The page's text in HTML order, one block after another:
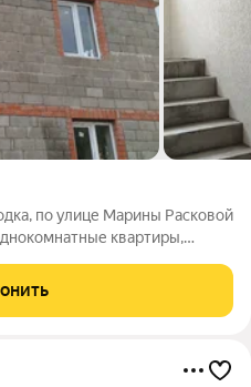
по улице Марины Расковой
квартиры,